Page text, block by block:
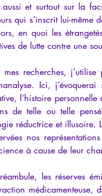
aussi et surtout sur la
qui s’inscrit lui-même
en quoi les
de lutte contre une
mes recherches,
Ici,
l’histoire
de telle ou telle
réductrice et illusoire.
nos
à cause de leur
les réserves